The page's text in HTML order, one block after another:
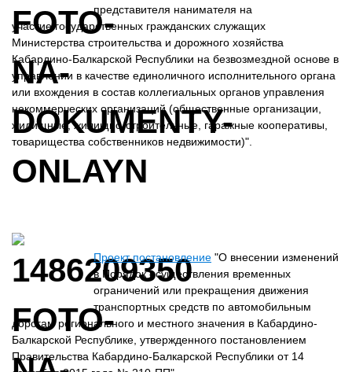
представителя нанимателя на
участие государственных гражданских служащих
Министерства строительства и дорожного хозяйства
Кабардино-Балкарской Республики на безвозмездной основе в
управлении в качестве единоличного исполнительного органа
или вхождения в состав коллегиальных органов управления
некоммерческих организаций (общественные организации,
жилищные, жилищно-строительные, гаражные кооперативы,
товарищества собственников недвижимости)".
Проект постановление "О внесении изменений
в Порядок осуществления временных
ограничений или прекращения движения
транспортных средств по автомобильным
дорогам регионального и местного значения в Кабардино-
Балкарской Республике, утвержденного постановлением
Правительства Кабардино-Балкарской Республики от 14